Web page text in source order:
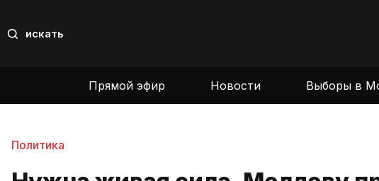
искать
Прямой эфир Новости Выборы в
Политика